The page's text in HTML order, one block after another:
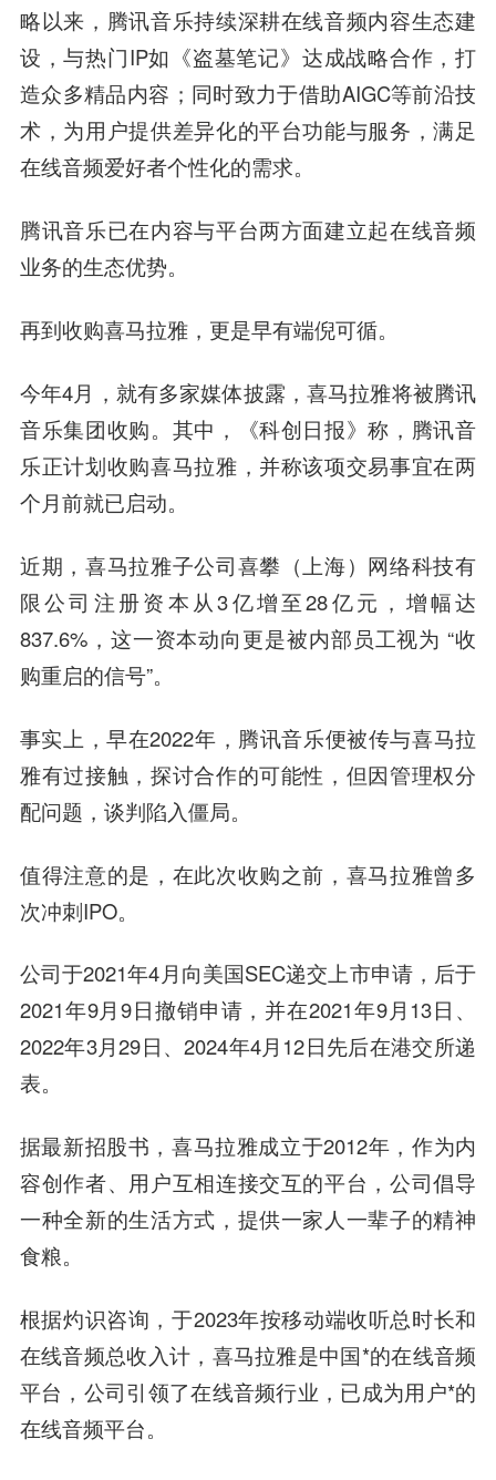
略以来，腾讯音乐持续深耕在线音频内容生态建
设，与热门IP如《盗墓笔记》达成战略合作，打
造众多精品内容；同时致力于借助AIGC等前沿技
术，为用户提供差异化的平台功能与服务，满足
在线音频爱好者个性化的需求。
腾讯音乐已在内容与平台两方面建立起在线音频
业务的生态优势。
再到收购喜马拉雅，更是早有端倪可循。
今年4月，就有多家媒体披露，喜马拉雅将被腾讯
音乐集团收购。其中，《科创日报》称，腾讯音
乐正计划收购喜马拉雅，并称该项交易事宜在两
个月前就已启动。
近期，喜马拉雅子公司喜攀（上海）网络科技有
限公司注册资本从3亿增至28亿元，增幅达
837.6%，这一资本动向更是被内部员工视为 “收
购重启的信号”。
事实上，早在2022年，腾讯音乐便被传与喜马拉
雅有过接触，探讨合作的可能性，但因管理权分
配问题，谈判陷入僵局。
值得注意的是，在此次收购之前，喜马拉雅曾多
次冲刺IPO。
公司于2021年4月向美国SEC递交上市申请，后于
2021年9月9日撤销申请，并在2021年9月13日、
2022年3月29日、2024年4月12日先后在港交所递
表。
据最新招股书，喜马拉雅成立于2012年，作为内
容创作者、用户互相连接交互的平台，公司倡导
一种全新的生活方式，提供一家人一辈子的精神
食粮。
根据灼识咨询，于2023年按移动端收听总时长和
在线音频总收入计，喜马拉雅是中国*的在线音频
平台，公司引领了在线音频行业，已成为用户*的
在线音频平台。